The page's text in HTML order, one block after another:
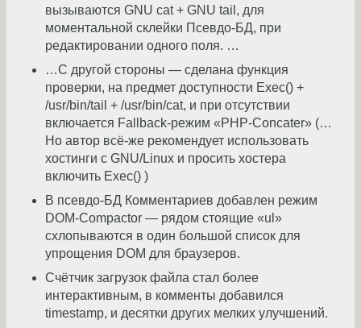
вызываются GNU cat + GNU tail, для
моментальной склейки Псевдо-БД, при
редактировании одного поля. …
…С другой стороны — сделана функция
проверки, на предмет доступности Exec() +
/usr/bin/tail + /usr/bin/cat, и при отсутствии
включается Fallback-режим «PHP-Concater» (…
Но автор всё-же рекомендует использовать
хостинги с GNU/Linux и просить хостера
включить Exec() )
В псевдо-БД Комментариев добавлен режим
DOM-Compactor — рядом стоящие «ul»
схлопываются в один большой список для
упрощения DOM для браузеров.
Счётчик загрузок файла стал более
интерактивным, в комменты добавился
timestamp, и десятки других мелких улучшений.